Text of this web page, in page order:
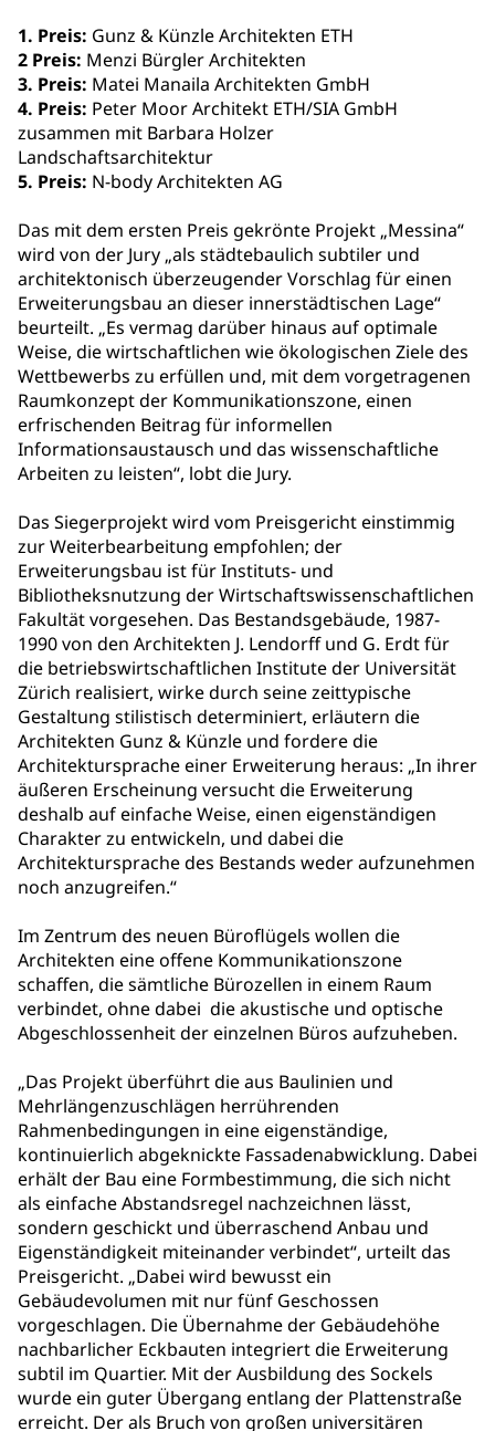
1. Preis: Gunz & Künzle Architekten ETH
2 Preis: Menzi Bürgler Architekten
3. Preis: Matei Manaila Architekten GmbH
4. Preis: Peter Moor Architekt ETH/SIA GmbH
zusammen mit Barbara Holzer
Landschaftsarchitektur
5. Preis: N-body Architekten AG
Das mit dem ersten Preis gekrönte Projekt „Messina“
wird von der Jury „als städtebaulich subtiler und
architektonisch überzeugender Vorschlag für einen
Erweiterungsbau an dieser innerstädtischen Lage“
beurteilt. „Es vermag darüber hinaus auf optimale
Weise, die wirtschaftlichen wie ökologischen Ziele des
Wettbewerbs zu erfüllen und, mit dem vorgetragenen
Raumkonzept der Kommunikationszone, einen
erfrischenden Beitrag für informellen
Informationsaustausch und das wissenschaftliche
Arbeiten zu leisten“, lobt die Jury.
Das Siegerprojekt wird vom Preisgericht einstimmig
zur Weiterbearbeitung empfohlen; der
Erweiterungsbau ist für Instituts- und
Bibliotheksnutzung der Wirtschaftswissenschaftlichen
Fakultät vorgesehen. Das Bestandsgebäude, 1987-
1990 von den Architekten J. Lendorff und G. Erdt für
die betriebswirtschaftlichen Institute der Universität
Zürich realisiert, wirke durch seine zeittypische
Gestaltung stilistisch determiniert, erläutern die
Architekten Gunz & Künzle und fordere die
Architektursprache einer Erweiterung heraus: „In ihrer
äußeren Erscheinung versucht die Erweiterung
deshalb auf einfache Weise, einen eigenständigen
Charakter zu entwickeln, und dabei die
Architektursprache des Bestands weder aufzunehmen
noch anzugreifen.“
Im Zentrum des neuen Büroflügels wollen die
Architekten eine offene Kommunikationszone
schaffen, die sämtliche Bürozellen in einem Raum
verbindet, ohne dabei die akustische und optische
Abgeschlossenheit der einzelnen Büros aufzuheben.
„Das Projekt überführt die aus Baulinien und
Mehrlängenzuschlägen herrührenden
Rahmenbedingungen in eine eigenständige,
kontinuierlich abgeknickte Fassadenabwicklung. Dabei
erhält der Bau eine Formbestimmung, die sich nicht
als einfache Abstandsregel nachzeichnen lässt,
sondern geschickt und überraschend Anbau und
Eigenständigkeit miteinander verbindet“, urteilt das
Preisgericht. „Dabei wird bewusst ein
Gebäudevolumen mit nur fünf Geschossen
vorgeschlagen. Die Übernahme der Gebäudehöhe
nachbarlicher Eckbauten integriert die Erweiterung
subtil im Quartier. Mit der Ausbildung des Sockels
wurde ein guter Übergang entlang der Plattenstraße
erreicht. Der als Bruch von großen universitären